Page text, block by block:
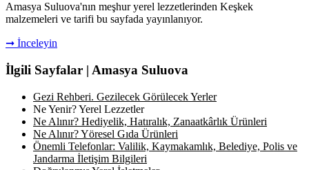
Amasya Suluova'nın meşhur yerel lezzetlerinden Keşkek
malzemeleri ve tarifi bu sayfada yayınlanıyor.
➞ İnceleyin
İlgili Sayfalar | Amasya Suluova
Gezi Rehberi. Gezilecek Görülecek Yerler
Ne Yenir? Yerel Lezzetler
Ne Alınır? Hediyelik, Hatıralık, Zanaatkârlık Ürünleri
Ne Alınır? Yöresel Gıda Ürünleri
Önemli Telefonlar: Valilik, Kaymakamlık, Belediye, Polis ve
Jandarma İletişim Bilgileri